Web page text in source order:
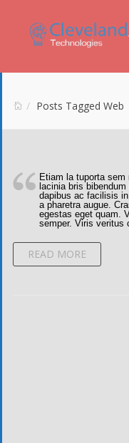
Posts Tagged Web
Etiam la tuporta
lacinia bris
dapibus ac facilisis
a pharetra augue.
egestas eget quam.
semper. Viris
READ MORE